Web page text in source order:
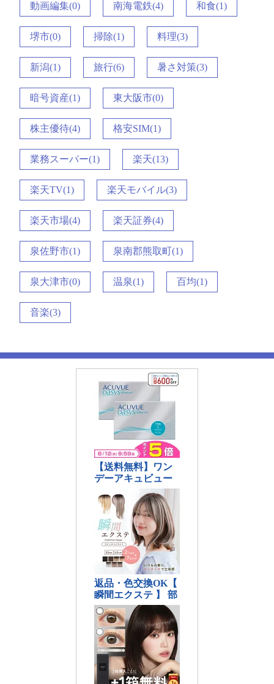
動画編集(0) 南海電鉄(4) 和食(1)
堺市(0) 掃除(1) 料理(3)
新潟(1) 旅行(6) 暑さ対策(3)
暗号資産(1) 東大阪市(0)
株主優待(4) 格安SIM(1)
業務スーパー(1) 楽天(13)
楽天TV(1) 楽天モバイル(3)
楽天市場(4) 楽天証券(4)
泉佐野市(1) 泉南郡熊取町(1)
泉大津市(0) 温泉(1) 百均(1)
音楽(3)